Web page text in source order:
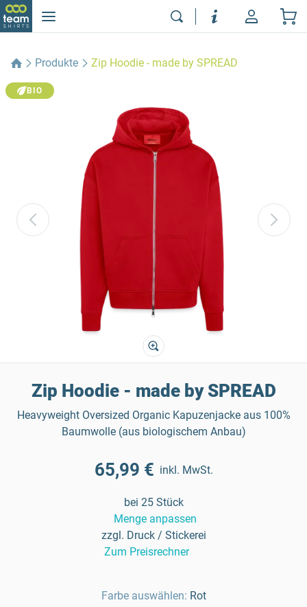
Produkte Zip Hoodie - made by SPREAD
BIO
Zip Hoodie - made by SPREAD
Heavyweight Oversized Organic Kapuzenjacke aus 100%
Baumwolle (aus biologischem Anbau)
65,99 € inkl. MwSt.
bei 25 Stück
Menge anpassen
zzgl. Druck / Stickerei
Zum Preisrechner
Farbe auswählen: Rot